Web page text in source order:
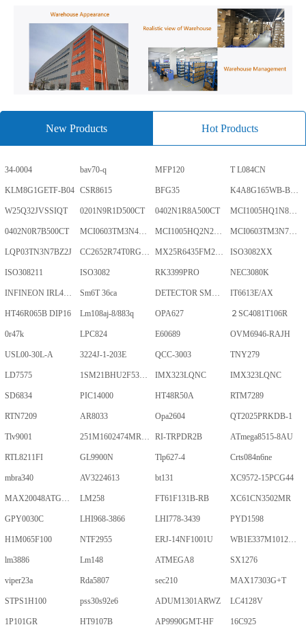
New Products Hot Products
34-0004 bav70-q MFP120 T L084CN
KLM8G1GETF-B04 CSR8615 BFG35 K4A8G165WB-BCWE
W25Q32JVSSIQT 0201N9R1D500CT 0402N1R8A500CT MCI1005HQ1N8SHBP
0402N0R7B500CT MCI0603TM3N4BHBP MCI1005HQ2N2BHBP MCI0603TM3N7BHBP
LQP03TN3N7BZ2J CC2652R74T0RGZR MX25R6435FM2IL0TR ISO3082XX
ISO308211 ISO3082 RK3399PRO NEC3080K
INFINEON IRL40SC228 Sm6T 36ca DETECTOR SMD,HT7024A-1,3%,SOT-89 IT6613E/AX
HT46R065B DIP16 Lm108aj-8/883q OPA627 ２SC4081T106R
0r47k LPC824 E60689 OVM6946-RAJH
USL00-30L-A 3224J-1-203E QCC-3003 TNY279
LD7575 1SM21BHU2F53E2VGNE IMX323LQNC IMX323LQNC
SD6834 PIC14000 HT48R50A RTM7289
RTN7209 AR8033 Opa2604 QT2025PRKDB-1
Tlv9001 251M1602474MR09M RI-TRPDR2B ATmega8515-8AU
RTL8211FI GL9900N Tlp627-4 Crts084n6ne
mbra340 AV3224613 bt131 XC9572-15PCG44
MAX20048ATGA/VY+ LM258 FT61F131B-RB XC61CN3502MR
GPY0030C LHI968-3866 LHI778-3439 PYD1598
H1M065F100 NTF2955 ERJ-14NF1001U WB1E337M1012MPA
lm3886 Lm148 ATMEGA8 SX1276
viper23a Rda5807 sec210 MAX17303G+T
STPS1H100 pss30s92e6 ADUM1301ARWZ LC4128V
1P101GR HT9107B AP9990GMT-HF 16C925